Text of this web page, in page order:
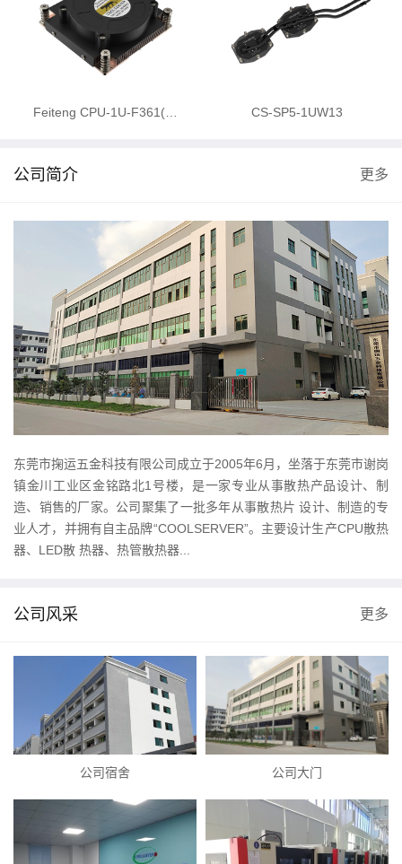
Feiteng CPU-1U-F361(… CS-SP5-1UW13
公司简介 更多
东莞市掬运五金科技有限公司成立于2005年6月，坐落于东莞市谢岗
镇金川工业区金铭路北1号楼，是一家专业从事散热产品设计、制
造、销售的厂家。公司聚集了一批多年从事散热片 设计、制造的专
业人才，并拥有自主品牌“COOLSERVER”。主要设计生产CPU散热
器、LED散 热器、热管散热器...
公司风采 更多
公司宿舍 公司大门